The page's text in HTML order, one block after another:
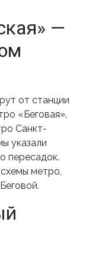
—
от станции
«Беговая»,
Санкт-
указали
пересадок.
метро,